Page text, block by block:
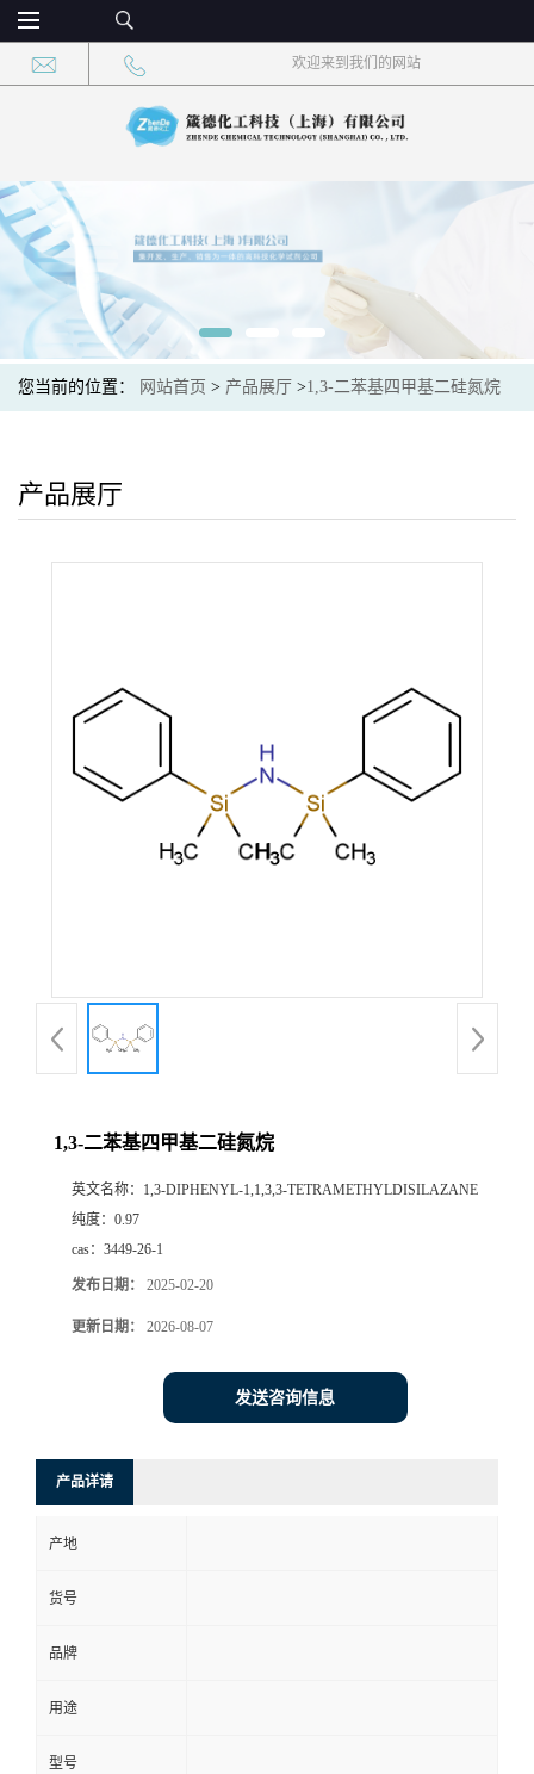
欢迎来到我们的网站
您当前的位置： 网站首页 > 产品展厅 >1,3-二苯基四甲基二硅氮烷
产品展厅
1,3-二苯基四甲基二硅氮烷
英文名称： 1,3-DIPHENYL-1,1,3,3-TETRAMETHYLDISILAZANE
纯度： 0.97
cas： 3449-26-1
发布日期： 2025-02-20
更新日期： 2026-08-07
发送咨询信息
产品详请
产地
货号
品牌
用途
型号